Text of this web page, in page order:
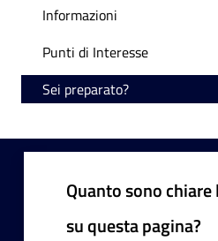
Informazioni
Punti di Interesse
Sei preparato?
Quanto sono
su questa pagina?